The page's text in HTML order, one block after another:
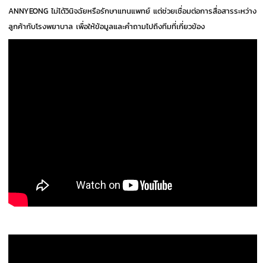
ANNYEONG ไม่ได้วินิจฉัยหรือรักษาแทนแพทย์ แต่ช่วยเชื่อมต่อการสื่อสารระหว่าง
ลูกค้ากับโรงพยาบาล เพื่อให้ข้อมูลและคำถามไปถึงทีมที่เกี่ยวข้อง